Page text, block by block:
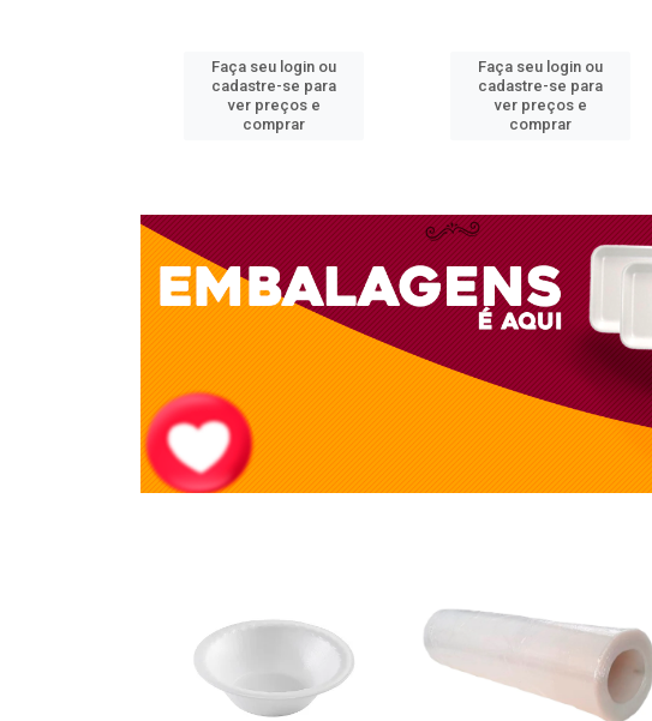
Faça seu login ou
cadastre-se para
ver preços e
comprar
Faça seu login ou
cadastre-se para
ver preços e
comprar